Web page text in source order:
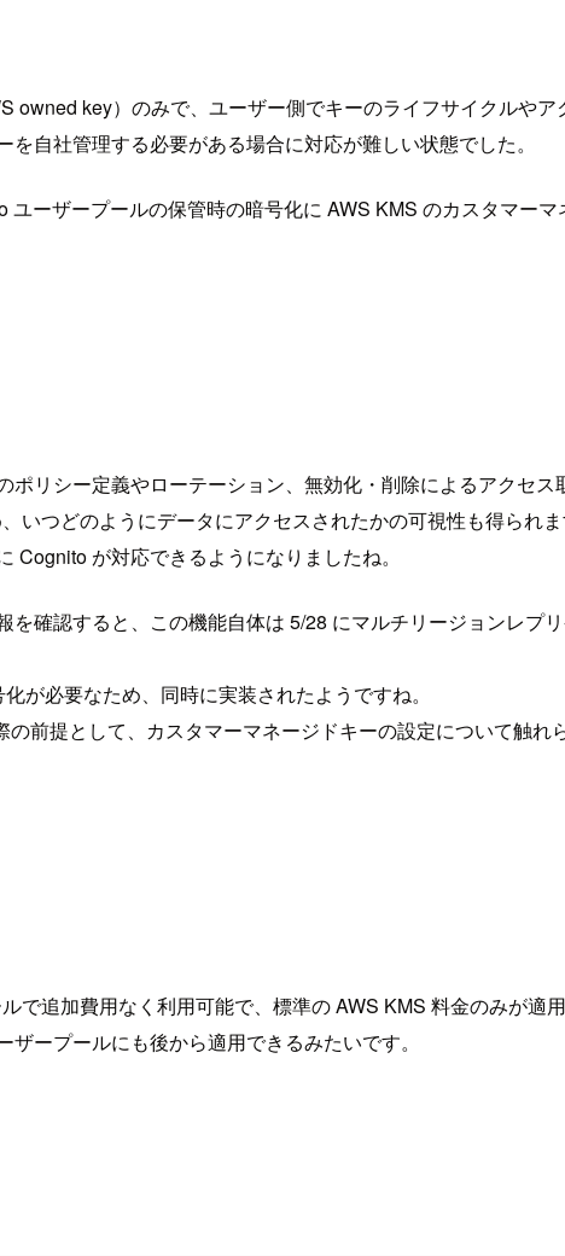
owned key）のみで、ユーザー側でキーのライフサイクルやア
自社管理する必要がある場合に対応が難しい状態でした。
ーザープールの保管時の暗号化に AWS KMS のカスタマーマ
リシー定義やローテーション、無効化・削除によるアクセス
いつどのようにデータにアクセスされたかの可視性も得られま
が対応できるようになりましたね。
確認すると、この機能自体は 5/28 にマルチリージョンレプ
が必要なため、同時に実装されたようですね。
前提として、カスタマーマネージドキーの設定について触れ
追加費用なく利用可能で、標準の AWS KMS 料金のみが適用
ープールにも後から適用できるみたいです。